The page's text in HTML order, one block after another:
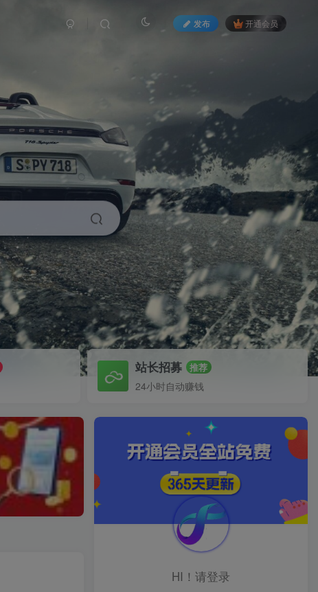
发布 开通会员
站长招募 推荐
24小时自动赚钱
HI！请登录